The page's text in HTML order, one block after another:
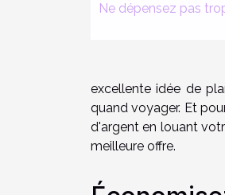
Ne dépensez pas
excellente idée de
quand voyager. Et
d'argent en louant
meilleure offre.